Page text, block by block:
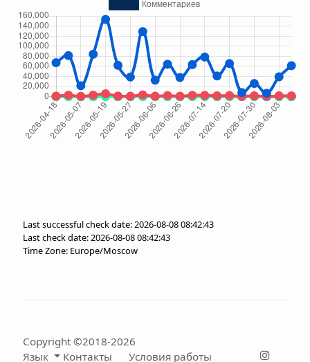
Last successful check date: 2026-08-08 08:42:43
Last check date: 2026-08-08 08:42:43
Time Zone: Europe/Moscow
Copyright ©2018-2026
Язык
Контакты Условия работы